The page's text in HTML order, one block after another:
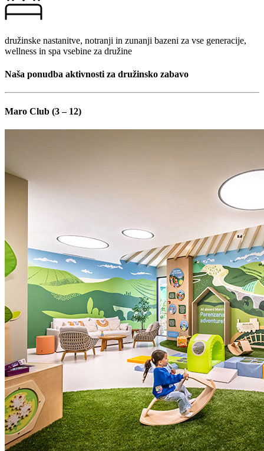
družinske nastanitve, notranji in zunanji bazeni za vse generacije,
wellness in spa vsebine za družine
Naša ponudba aktivnosti za družinsko zabavo
Maro Club (3 – 12)